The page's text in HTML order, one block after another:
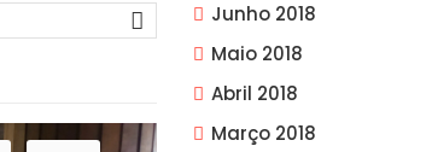
Junho 2018
Maio 2018
Abril 2018
Março 2018